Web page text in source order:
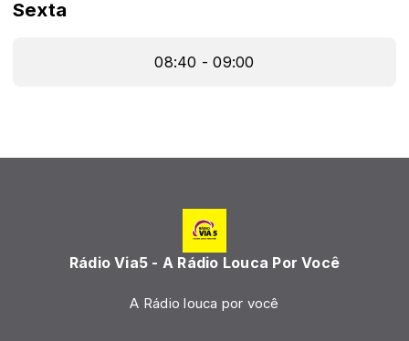
Sexta
08:40 - 09:00
Rádio Via5 - A Rádio Louca Por Você
A Rádio louca por você